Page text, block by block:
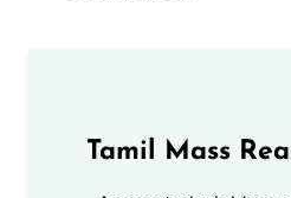
Tamil Mass